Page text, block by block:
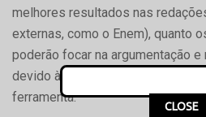
melhores resultados nas
externas, como o Enem), quanto
poderão focar na argumentação
devido à pré-correção rápida e
ferramenta.
CLOSE